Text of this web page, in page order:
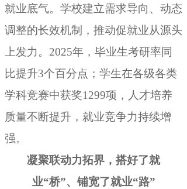
就业底气。 学校建立需求导向、动态
调整的长效机制，推动促就业从源头
上发力 。 2025年，毕业生考研率同
比提升3个百分点 ； 学生在各级各类
学科竞赛中获奖1299项，人才培养
质量不断提升 ， 就业竞争力持续增
强。
凝聚联动力拓界 ， 搭好了就
业“桥”、铺宽了就业“路”